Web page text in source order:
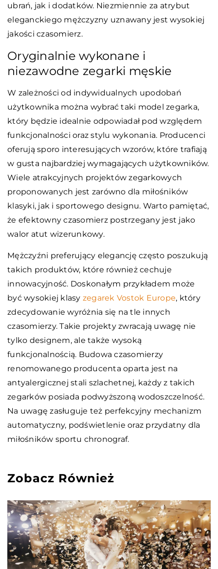
ubrań, jak i dodatków. Niezmiennie za atrybut
eleganckiego mężczyzny uznawany jest wysokiej
jakości czasomierz.
Oryginalnie wykonane i
niezawodne zegarki męskie
W zależności od indywidualnych upodobań
użytkownika można wybrać taki model zegarka,
który będzie idealnie odpowiadał pod względem
funkcjonalności oraz stylu wykonania. Producenci
oferują sporo interesujących wzorów, które trafiają
w gusta najbardziej wymagających użytkowników.
Wiele atrakcyjnych projektów zegarkowych
proponowanych jest zarówno dla miłośników
klasyki, jak i sportowego designu. Warto pamiętać,
że efektowny czasomierz postrzegany jest jako
walor atut wizerunkowy.
Mężczyźni preferujący elegancję często poszukują
takich produktów, które również cechuje
innowacyjność. Doskonałym przykładem może
być wysokiej klasy zegarek Vostok Europe, który
zdecydowanie wyróżnia się na tle innych
czasomierzy. Takie projekty zwracają uwagę nie
tylko designem, ale także wysoką
funkcjonalnością. Budowa czasomierzy
renomowanego producenta oparta jest na
antyalergicznej stali szlachetnej, każdy z takich
zegarków posiada podwyższoną wodoszczelność.
Na uwagę zasługuje też perfekcyjny mechanizm
automatyczny, podświetlenie oraz przydatny dla
miłośników sportu chronograf.
Zobacz Również